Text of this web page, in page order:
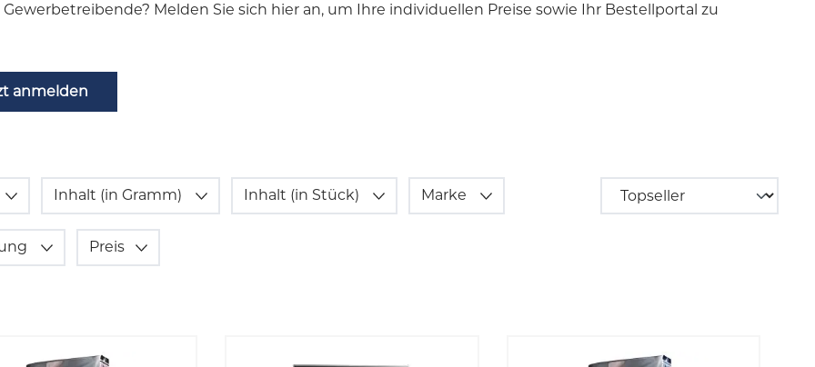
Gewerbetreibende? Melden Sie sich hier an, um Ihre individuellen Preise sowie Ihr Bestellportal zu
anmelden
Inhalt (in Gramm) Inhalt (in Stück) Marke
Preis